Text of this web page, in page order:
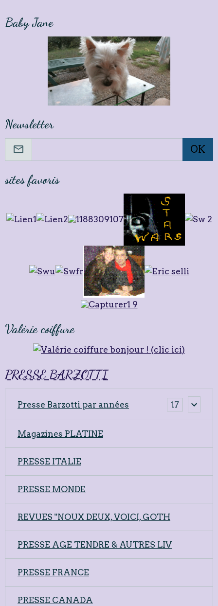
Baby Jane
Newsletter
OK
sites favoris
Valérie coiffure
PRESSE BARZOTTI
Presse Barzotti par années 17
Magazines PLATINE
PRESSE ITALIE
PRESSE MONDE
REVUES "NOUX DEUX, VOICI, GOTH
PRESSE AGE TENDRE & AUTRES LIV
PRESSE FRANCE
PRESSE CANADA